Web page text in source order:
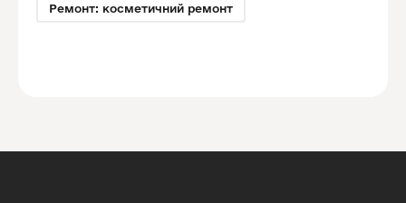
Ремонт: косметичний ремонт